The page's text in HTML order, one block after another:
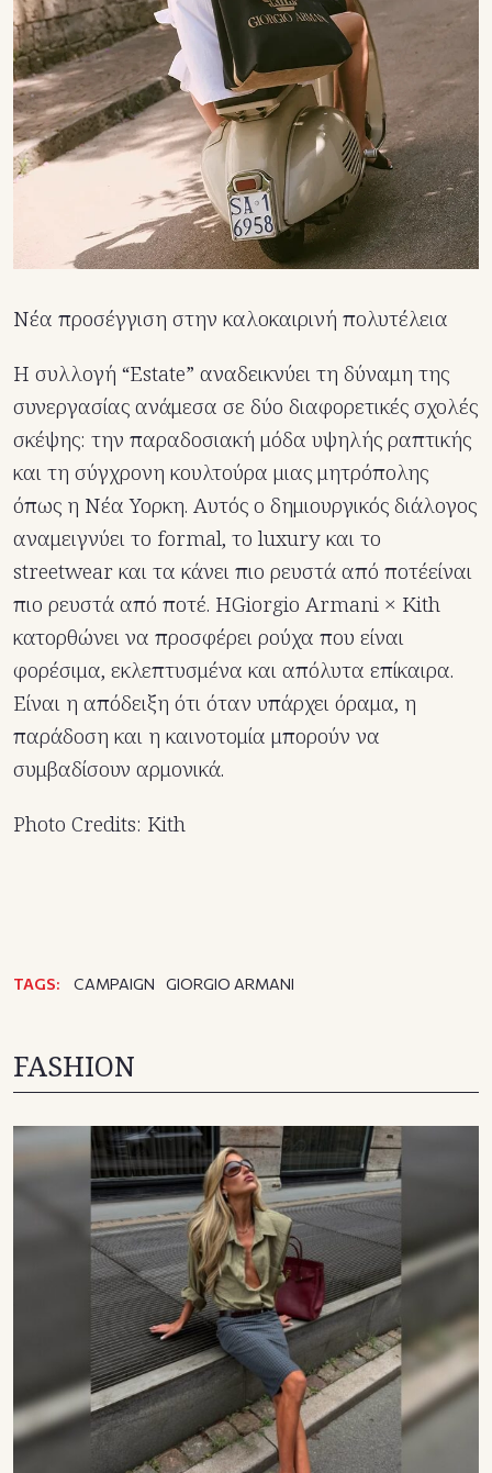
Νέα προσέγγιση στην καλοκαιρινή πολυτέλεια
Η συλλογή “Estate” αναδεικνύει τη δύναμη της
συνεργασίας ανάμεσα σε δύο διαφορετικές σχολές
σκέψης: την παραδοσιακή μόδα υψηλής ραπτικής
και τη σύγχρονη κουλτούρα μιας μητρόπολης
όπως η Νέα Υορκη. Αυτός ο δημιουργικός διάλογος
αναμειγνύει το formal, το luxury και το
streetwear και τα κάνει πιο ρευστά από ποτέείναι
πιο ρευστά από ποτέ. ΗGiorgio Armani × Kith
κατορθώνει να προσφέρει ρούχα που είναι
φορέσιμα, εκλεπτυσμένα και απόλυτα επίκαιρα.
Είναι η απόδειξη ότι όταν υπάρχει όραμα, η
παράδοση και η καινοτομία μπορούν να
συμβαδίσουν αρμονικά.
Photo Credits: Kith
TAGS: CAMPAIGN GIORGIO ARMANI
FASHION